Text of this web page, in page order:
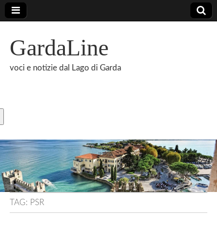
GardaLine
voci e notizie dal Lago di Garda
TAG: PSR